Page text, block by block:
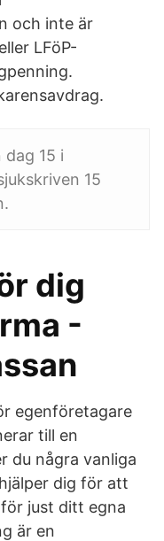
och inte är
LFöP-
15 i
15
dig
-
egenföretagare
till en
du några vanliga
dig för att
just ditt egna
är en